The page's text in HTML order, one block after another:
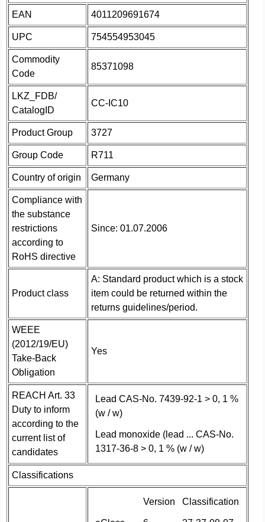
EAN 4011209691674
UPC 754554953045
Commodity
Code
85371098
LKZ_FDB/
CatalogID
CC-IC10
Product Group 3727
Group Code R711
Country of origin Germany
Compliance with
the substance
restrictions
according to
RoHS directive
Since: 01.07.2006
Product class
A: Standard product which is a stock
item could be returned within the
returns guidelines/period.
WEEE
(2012/19/EU)
Take-Back
Obligation
Yes
REACH Art. 33
Duty to inform
according to the
current list of
candidates
Lead CAS-No. 7439-92-1 > 0, 1 %
(w / w)
Lead monoxide (lead ... CAS-No.
1317-36-8 > 0, 1 % (w / w)
Classifications
Version Classification